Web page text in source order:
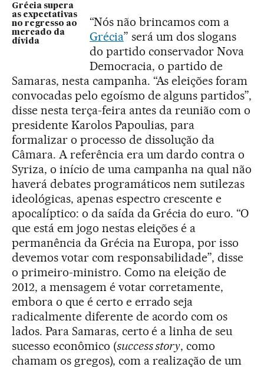
Grécia supera
as expectativas
no regresso ao
mercado da
dívida
“Nós não brincamos com a
Grécia” será um dos slogans
do partido conservador Nova
Democracia, o partido de
Samaras, nesta campanha. “As eleições foram
convocadas pelo egoísmo de alguns partidos”,
disse nesta terça-feira antes da reunião com o
presidente Karolos Papoulias, para
formalizar o processo de dissolução da
Câmara. A referência era um dardo contra o
Syriza, o início de uma campanha na qual não
haverá debates programáticos nem sutilezas
ideológicas, apenas espectro crescente e
apocalíptico: o da saída da Grécia do euro. “O
que está em jogo nestas eleições é a
permanência da Grécia na Europa, por isso
devemos votar com responsabilidade”, disse
o primeiro-ministro. Como na eleição de
2012, a mensagem é votar corretamente,
embora o que é certo e errado seja
radicalmente diferente de acordo com os
lados. Para Samaras, certo é a linha de seu
sucesso econômico (success story, como
chamam os gregos), com a realização de um